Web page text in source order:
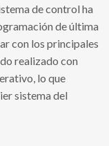
de control ha
de última
con los principales
realizado con
lo que
sistema del